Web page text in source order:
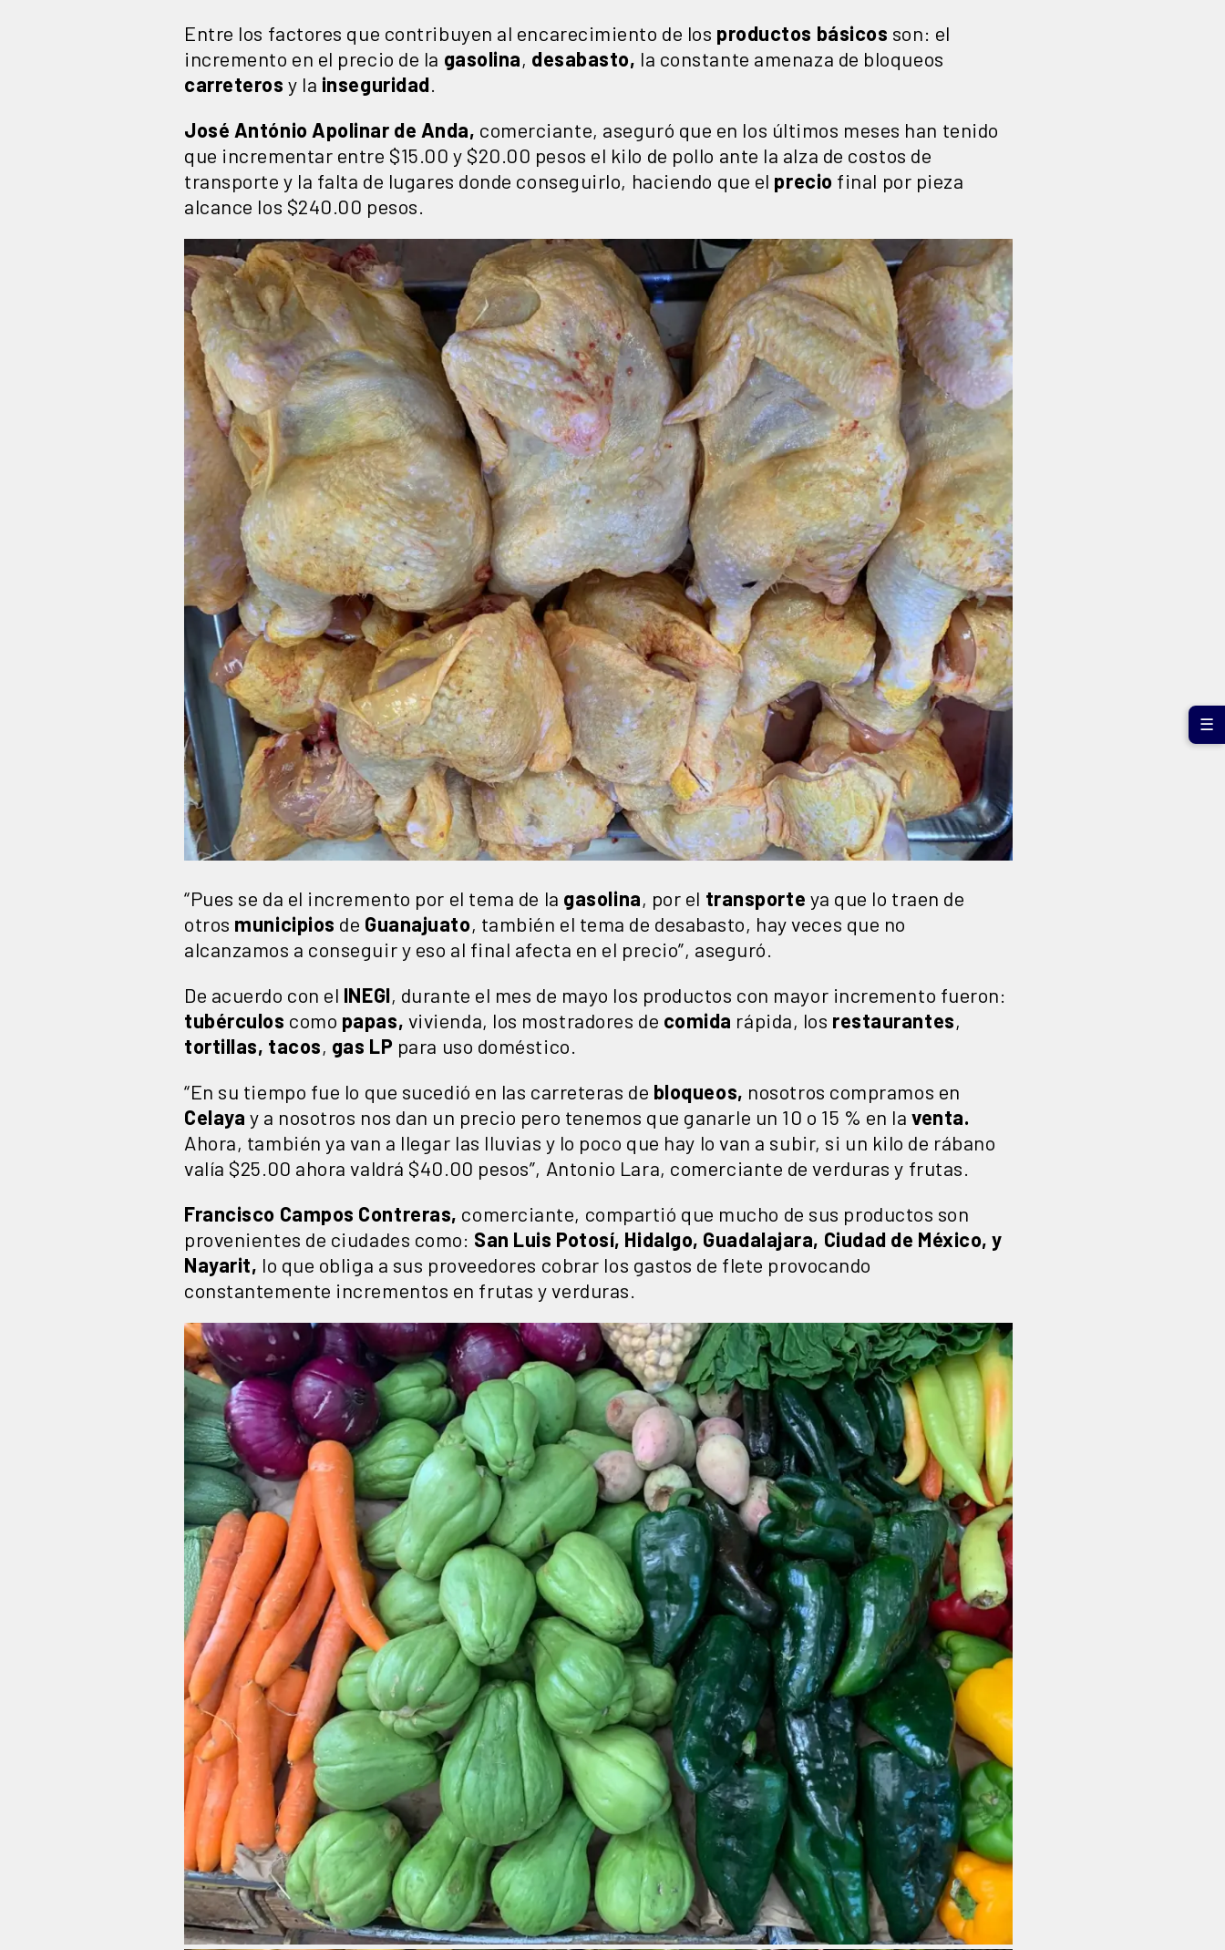
Entre los factores que contribuyen al encarecimiento de los productos básicos son: el
incremento en el precio de la gasolina, desabasto, la constante amenaza de bloqueos
carreteros y la inseguridad
José António Apolinar de Anda, comerciante, aseguró que en los últimos meses han tenido
que incrementar entre $15.00 y $20.00 pesos el kilo de pollo ante la alza de costos de
transporte y la falta de lugares donde conseguirlo, haciendo que el precio final por pieza
alcance los $240.00 pesos.
“Pues se da el incremento por el tema de la gasolina, por el transporte ya que lo traen de
otros municipios de Guanajuato, también el tema de desabasto, hay veces que no
alcanzamos a conseguir y eso al final afecta en el precio”, aseguró.
De acuerdo con el INEGI, durante el mes de mayo los productos con mayor incremento fueron:
tubérculos como papas, vivienda, los mostradores de comida rápida, los restaurantes,
tortillas, tacos, gas LP para uso doméstico.
“En su tiempo fue lo que sucedió en las carreteras de bloqueos, nosotros compramos en
Celaya y a nosotros nos dan un precio pero tenemos que ganarle un 10 o 15 % en laventa.
Ahora, también ya van a llegar las lluvias y lo poco que hay lo van a subir, si un kilo de rábano
valía $25.00 ahora valdrá $40.00 pesos”, Antonio Lara, comerciante de verduras y frutas.
Francisco Campos Contreras, comerciante, compartió que mucho de sus productos son
provenientes de ciudades como: San Luis Potosí, Hidalgo, Guadalajara, Ciudad de México, y
Nayarit, lo que obliga a sus proveedores cobrar los gastos de flete provocando
constantemente incrementos en frutas y verduras.
☰